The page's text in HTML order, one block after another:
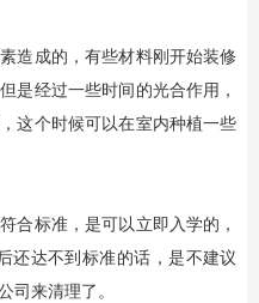
造成的，有些材料刚开始装修
是经过一些时间的光合作用，
这个时候可以在室内种植一些
合标准，是可以立即入学的，
还达不到标准的话，是不建议
司来清理了。